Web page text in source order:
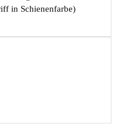
in Schienenfarbe)